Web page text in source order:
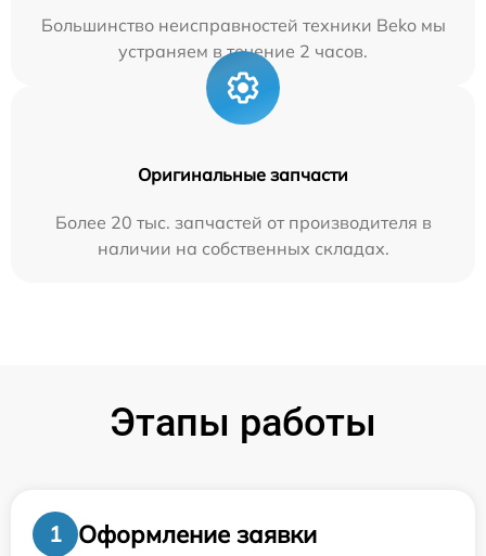
Большинство неисправностей техники Beko мы
устраняем в течение 2 часов.
Оригинальные запчасти
Более 20 тыс. запчастей от производителя в
наличии на собственных складах.
Этапы работы
1
Оформление заявки